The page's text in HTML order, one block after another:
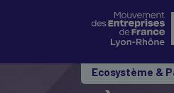
Ecosystème &